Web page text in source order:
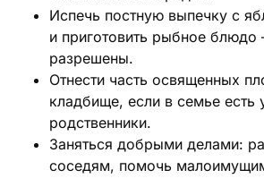
Испечь постную выпечку с
и приготовить рыбное блюдо
разрешены.
Отнести часть освященных
кладбище, если в семье
родственники.
Заняться добрыми делами:
соседям, помочь